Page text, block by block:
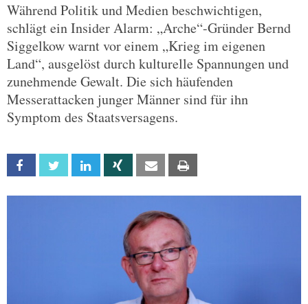
Während Politik und Medien beschwichtigen,
schlägt ein Insider Alarm: „Arche“-Gründer Bernd
Siggelkow warnt vor einem „Krieg im eigenen
Land“, ausgelöst durch kulturelle Spannungen und
zunehmende Gewalt. Die sich häufenden
Messerattacken junger Männer sind für ihn
Symptom des Staatsversagens.
Facebook Twitter Linkedin Xing Email